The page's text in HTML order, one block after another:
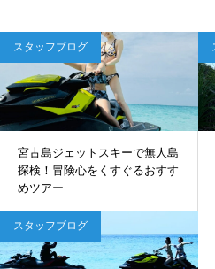
スタッフブログ
宮古島ジェットスキーで無人島
探検！冒険心をくすぐるおすす
めツアー
スタッフブログ